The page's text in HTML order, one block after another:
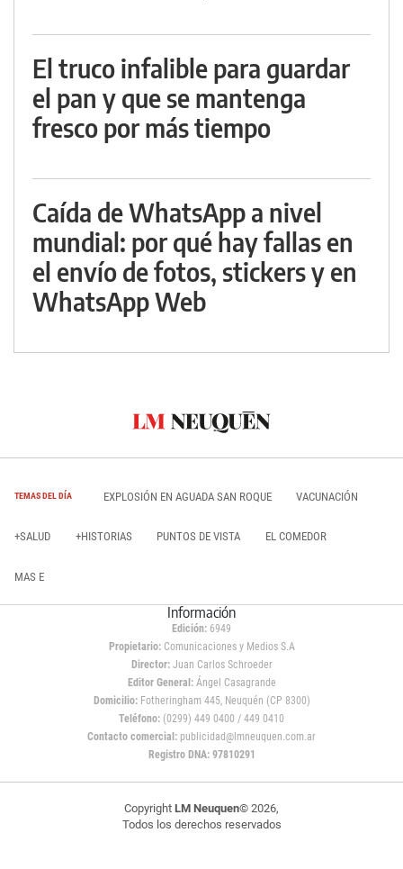
El truco infalible para guardar
el pan y que se mantenga
fresco por más tiempo
Caída de WhatsApp a nivel
mundial: por qué hay fallas en
el envío de fotos, stickers y en
WhatsApp Web
TEMAS DEL DÍA EXPLOSIÓN EN AGUADA SAN ROQUE VACUNACIÓN
+SALUD +HISTORIAS PUNTOS DE VISTA EL COMEDOR
MAS E
Información
Edición: 6949
Propietario:Comunicaciones y Medios S.A
Director: Juan Carlos Schroeder
Editor General:Ángel Casagrande
Domicilio:Fotheringham 445, Neuquén (CP 8300)
Teléfono: (0299) 449 0400 / 449 0410
Contacto comercial: publicidad@lmneuquen.com.ar
Registro DNA: 97810291
Copyright LM Neuquen© 2026,
Todos los derechos reservados